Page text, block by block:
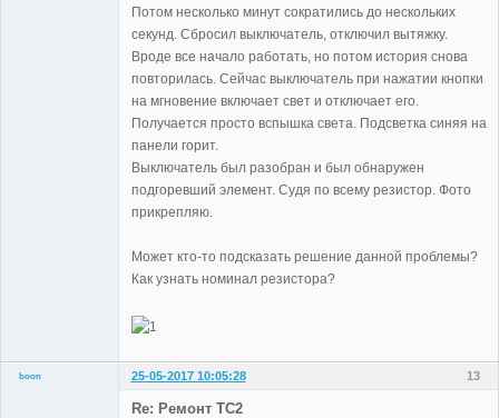
Потом несколько минут сократились до нескольких
секунд. Сбросил выключатель, отключил вытяжку.
Вроде все начало работать, но потом история снова
повторилась. Сейчас выключатель при нажатии кнопки
на мгновение включает свет и отключает его.
Получается просто вспышка света. Подсветка синяя на
панели горит.
Выключатель был разобран и был обнаружен
подгоревший элемент. Судя по всему резистор. Фото
прикрепляю.
Может кто-то подсказать решение данной проблемы?
Как узнать номинал резистора?
13
boon
25-05-2017 10:05:28
Re: Ремонт TC2